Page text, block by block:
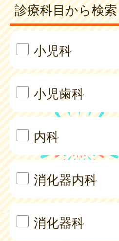
診療科目から検索
小児科
小児歯科
内科
消化器内科
消化器科